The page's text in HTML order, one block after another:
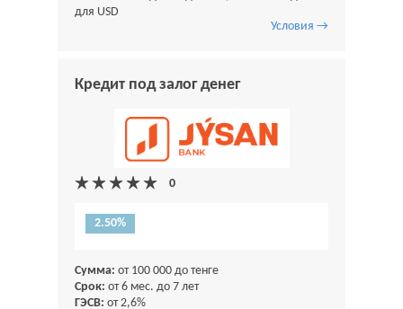
для USD
Условия →
Кредит под залог денег
2.50%
Сумма: от 100 000 до тенге
Срок: от 6 мес. до 7 лет
ГЭСВ: от 2,6%